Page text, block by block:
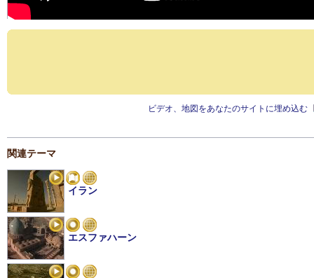
ビデオ、地図をあなたのサイトに埋め込む
関連テーマ
イラン
エスファハーン